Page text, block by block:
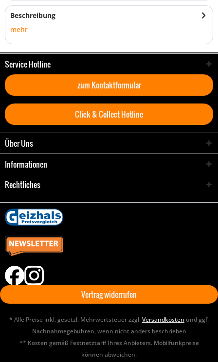
Beschreibung
mehr
Service Hotline
zum Kontaktformular
Click & Collect Hotline
Über Uns
Informationen
Rechtliches
Vertrag widerrufen
* Alle Preise inkl. gesetzl. Mehrwertsteuer zzgl.Versandkosten und ggf.
Nachnahmegebühren, wenn nicht anders beschrieben
** Kosten gemäß Festnetztarif Ihres Anbieters. Mobilfunkpreise
können abweichen.